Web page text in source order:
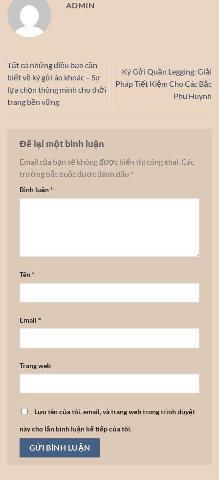
ADMIN
Tất cả những điều bạn cần
biết về ký gửi áo khoác – Sự
lựa chọn thông minh cho thời
trang bền vững
Ký Gửi Quần Legging: Giải
Pháp Tiết Kiệm Cho Các Bậc
Phụ Huynh
Để lại một bình luận
Email của bạn sẽ không được hiển thị công khai.Các
trường bắt buộc được đánh dấu *
Bình luận*
Tên*
Email *
Trang web
Lưu tên của tôi, email, và trang web trong trình duyệt
này cho lần bình luận kế tiếp của tôi.